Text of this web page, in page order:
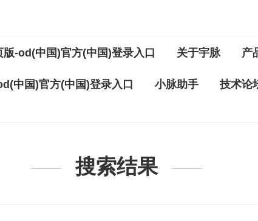
版-od(中国)官方(中国)登录入口 关于宇脉 产
中国)官方(中国)登录入口 小脉助手 技术论
搜索结果